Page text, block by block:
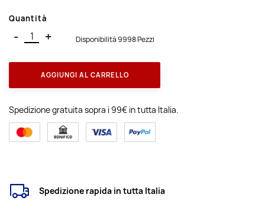
Quantità
- + Disponibilità 9998 Pezzi
AGGIUNGI AL CARRELLO
Spedizione gratuita sopra i 99€ in tutta Italia.
Spedizione rapida in tutta Italia